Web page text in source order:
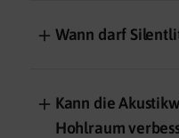
＋ Wann darf
＋ Kann die
Hohlraum